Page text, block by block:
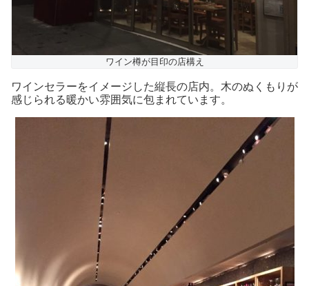
ワイン樽が目印の店構え
ワインセラーをイメージした縦長の店内。木のぬくもりが
感じられる暖かい雰囲気に包まれています。